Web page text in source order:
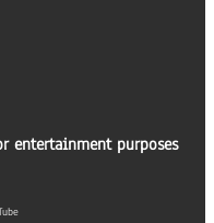
entertainment purposes